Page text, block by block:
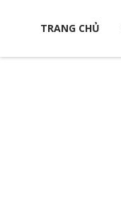
TRANG CHỦ